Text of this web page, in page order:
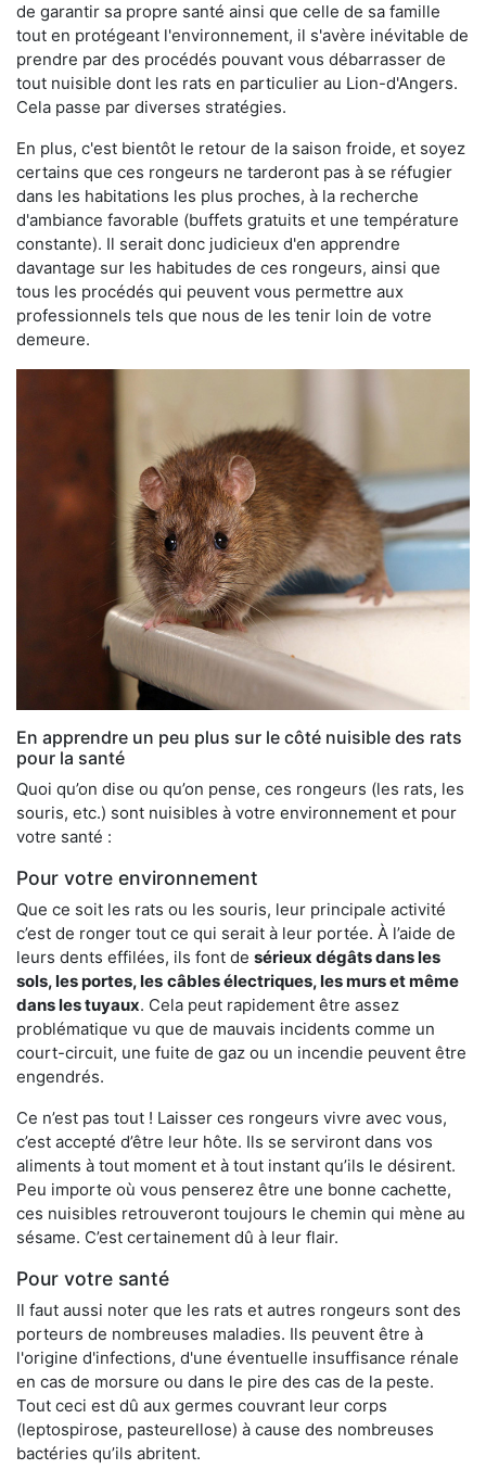
de garantir sa propre santé ainsi que celle de sa famille
tout en protégeant l'environnement, il s'avère inévitable de
prendre par des procédés pouvant vous débarrasser de
tout nuisible dont les rats en particulier au Lion-d'Angers.
Cela passe par diverses stratégies.
En plus, c'est bientôt le retour de la saison froide, et soyez
certains que ces rongeurs ne tarderont pas à se réfugier
dans les habitations les plus proches, à la recherche
d'ambiance favorable (buffets gratuits et une température
constante). Il serait donc judicieux d'en apprendre
davantage sur les habitudes de ces rongeurs, ainsi que
tous les procédés qui peuvent vous permettre aux
professionnels tels que nous de les tenir loin de votre
demeure.
En apprendre un peu plus sur le côté nuisible des rats
pour la santé
Quoi qu’on dise ou qu’on pense, ces rongeurs (les rats, les
souris, etc.) sont nuisibles à votre environnement et pour
votre santé :
Pour votre environnement
Que ce soit les rats ou les souris, leur principale activité
c’est de ronger tout ce qui serait à leur portée. À l’aide de
leurs dents effilées, ils font de sérieux dégâts dans les
sols, les portes, les câbles électriques, les murs et même
dans les tuyaux. Cela peut rapidement être assez
problématique vu que de mauvais incidents comme un
court-circuit, une fuite de gaz ou un incendie peuvent être
engendrés.
Ce n’est pas tout ! Laisser ces rongeurs vivre avec vous,
c’est accepté d’être leur hôte. Ils se serviront dans vos
aliments à tout moment et à tout instant qu’ils le désirent.
Peu importe où vous penserez être une bonne cachette,
ces nuisibles retrouveront toujours le chemin qui mène au
sésame. C’est certainement dû à leur flair.
Pour votre santé
Il faut aussi noter que les rats et autres rongeurs sont des
porteurs de nombreuses maladies. Ils peuvent être à
l'origine d'infections, d'une éventuelle insuffisance rénale
en cas de morsure ou dans le pire des cas de la peste.
Tout ceci est dû aux germes couvrant leur corps
(leptospirose, pasteurellose) à cause des nombreuses
bactéries qu’ils abritent.